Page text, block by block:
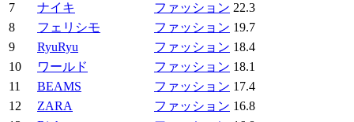
7
ナイキ ファッション 22.3
8
フェリシモ ファッション 19.7
9
RyuRyu ファッション 18.4
10
ワールド ファッション 18.1
11
BEAMS ファッション 17.4
12
ZARA ファッション 16.8